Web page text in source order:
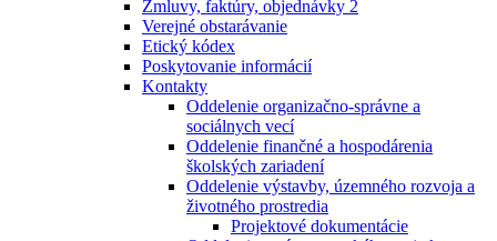
Zmluvy, faktúry, objednávky 2
Verejné obstarávanie
Etický kódex
Poskytovanie informácií
Kontakty
Oddelenie organizačno-správne a
sociálnych vecí
Oddelenie finančné a hospodárenia
školských zariadení
Oddelenie výstavby, územného rozvoja a
životného prostredia
Projektové dokumentácie